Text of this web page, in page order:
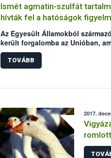
Ismét agmatin-szulfát
hívták fel a hatóságok
Az Egyesült Államokból
került forgalomba az Unióban,
élelmiszer-összetevőt (agmatin-
Élelmiszerlánc-biztonsági
hatóság bejelentése alapján – a
TOVÁBB
2017.